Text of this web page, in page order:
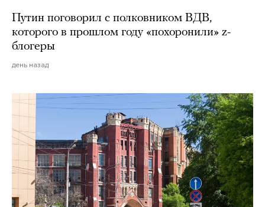
Путин поговорил с полковником ВДВ,
которого в прошлом году «похоронили» z-
блогеры
день назад